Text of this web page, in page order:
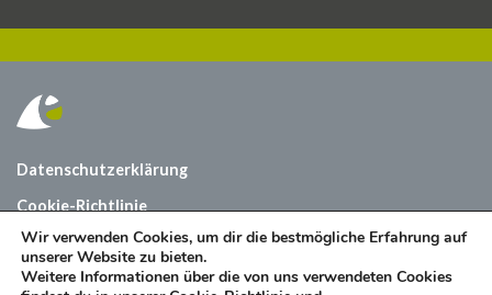
Datenschutzerklärung
Cookie-Richtlinie
Über uns
Kontact
Wir verwenden Cookies, um dir die bestmögliche Erfahrung auf
unserer Website zu bieten.
Weitere Informationen über die von uns verwendeten Cookies